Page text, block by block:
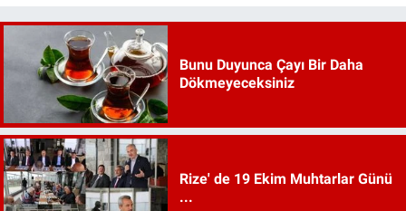
Bunu Duyunca Çayı Bir Daha
Dökmeyeceksiniz
Rize' de 19 Ekim Muhtarlar Günü
...